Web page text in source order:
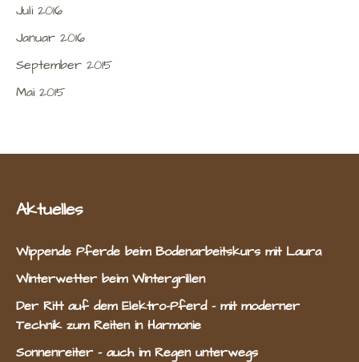
Juli 2016
Januar 2016
September 2015
Mai 2015
Aktuelles
Wippende Pferde beim Bodenarbeitskurs mit Laura
Winterwetter beim Wintergrillen
Der Ritt auf dem Elektro-Pferd – mit moderner
Technik zum Reiten in Harmonie
Sonnenreiter – auch im Regen unterwegs